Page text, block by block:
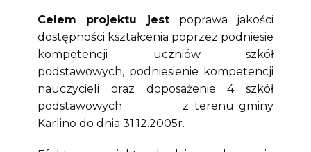
Celem projektu jest poprawa jakości
dostępności kształcenia poprzez podniesie
kompetencji uczniów szkół
podstawowych, podniesienie kompetencji
nauczycieli oraz doposażenie 4 szkół
podstawowych z terenu gminy
Karlino do dnia 31.12.2005r.